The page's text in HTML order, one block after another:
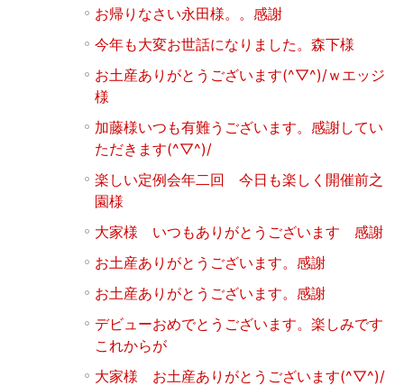
お帰りなさい永田様。。感謝
今年も大変お世話になりました。森下様
お土産ありがとうございます(^▽^)/ｗエッジ
様
加藤様いつも有難うございます。感謝してい
ただきます(^▽^)/
楽しい定例会年二回 今日も楽しく開催前之
園様
大家様 いつもありがとうございます 感謝
お土産ありがとうございます。感謝
お土産ありがとうございます。感謝
デビューおめでとうございます。楽しみです
これからが
大家様 お土産ありがとうございます(^▽^)/